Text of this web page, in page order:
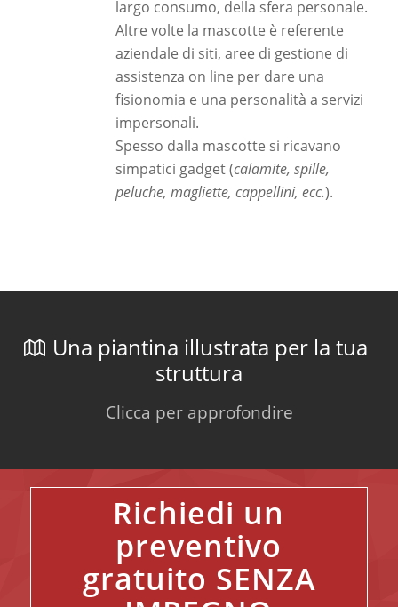
largo consumo, della sfera personale.
Altre volte la mascotte è referente
aziendale di siti, aree di gestione di
assistenza on line per dare una
fisionomia e una personalità a servizi
impersonali.
Spesso dalla mascotte si ricavano
simpatici gadget (calamite, spille,
peluche, magliette, cappellini, ecc.).
Una piantina illustrata per la tua
struttura
Clicca per approfondire
Richiedi un
preventivo
gratuito SENZA